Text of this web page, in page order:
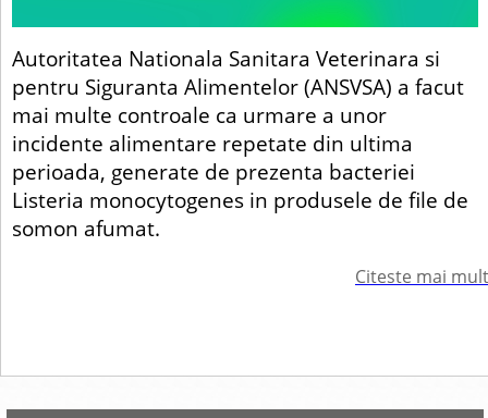
Autoritatea Nationala Sanitara Veterinara si
pentru Siguranta Alimentelor (ANSVSA) a facut
mai multe controale ca urmare a unor
incidente alimentare repetate din ultima
perioada, generate de prezenta bacteriei
Listeria monocytogenes in produsele de file de
somon afumat.
Citeste mai mult